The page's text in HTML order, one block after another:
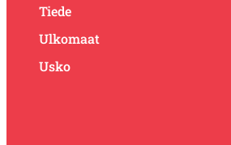
Tiede
Ulkomaat
Usko